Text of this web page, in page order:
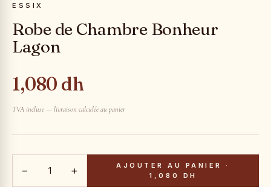
ESSIX
Robe de Chambre Bonheur
Lagon
1,080 dh
TVA incluse — livraison calculée au panier
− + AJOUTER AU PANIER
·
1,080 DH